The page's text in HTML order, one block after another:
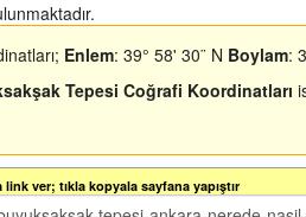
Enlem: 39° 58' 30¨ N Boylam:
Tepesi Coğrafi Koordinatları
ver; tıkla kopyala sayfana yapıştır